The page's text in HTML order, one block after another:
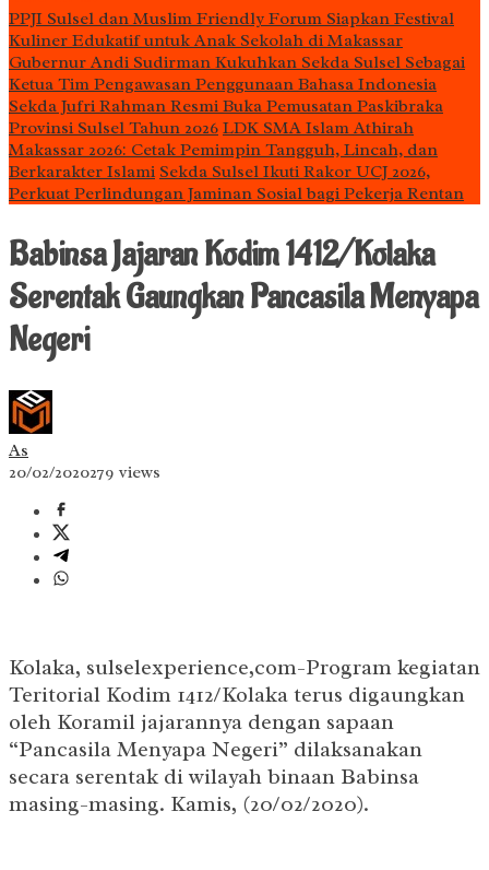
PPJI Sulsel dan Muslim Friendly Forum Siapkan Festival
Kuliner Edukatif untuk Anak Sekolah di Makassar
Gubernur Andi Sudirman Kukuhkan Sekda Sulsel Sebagai
Ketua Tim Pengawasan Penggunaan Bahasa Indonesia
Sekda Jufri Rahman Resmi Buka Pemusatan Paskibraka
Provinsi Sulsel Tahun 2026 LDK SMA Islam Athirah
Makassar 2026: Cetak Pemimpin Tangguh, Lincah, dan
Berkarakter Islami Sekda Sulsel Ikuti Rakor UCJ 2026,
Perkuat Perlindungan Jaminan Sosial bagi Pekerja Rentan
Babinsa Jajaran Kodim 1412/Kolaka
Serentak Gaungkan Pancasila Menyapa
Negeri
As
20/02/2020279 views
Kolaka, sulselexperience,com-Program kegiatan
Teritorial Kodim 1412/Kolaka terus digaungkan
oleh Koramil jajarannya dengan sapaan
“Pancasila Menyapa Negeri” dilaksanakan
secara serentak di wilayah binaan Babinsa
masing-masing. Kamis, (20/02/2020).